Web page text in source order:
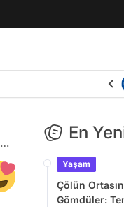
En
Yaşam
Çölün
Gömdüler: